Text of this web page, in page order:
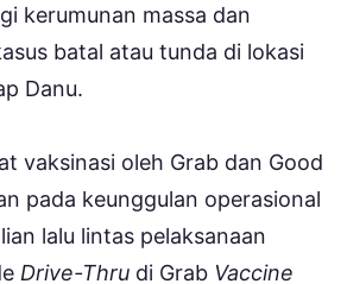
kerumunan massa dan
batal atau tunda di lokasi
Danu.
vaksinasi oleh Grab dan Good
pada keunggulan operasional
lalu lintas pelaksanaan
Drive-Thru di Grab Vaccine